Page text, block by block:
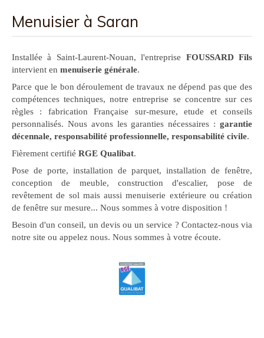
Menuisier à Saran
Installée à Saint-Laurent-Nouan, l'entreprise FOUSSARD Fils
intervient en menuiserie générale.
Parce que le bon déroulement de travaux ne dépend pas que des
compétences techniques, notre entreprise se concentre sur ces
règles : fabrication Française sur-mesure, etude et conseils
personnalisés. Nous avons les garanties nécessaires : garantie
décennale, responsabilité professionnelle, responsabilité civile.
Fièrement certifié RGE Qualibat.
Pose de porte, installation de parquet, installation de fenêtre,
conception de meuble, construction d'escalier, pose de
revêtement de sol mais aussi menuiserie extérieure ou création
de fenêtre sur mesure... Nous sommes à votre disposition !
Besoin d'un conseil, un devis ou un service ? Contactez-nous via
notre site ou appelez nous. Nous sommes à votre écoute.